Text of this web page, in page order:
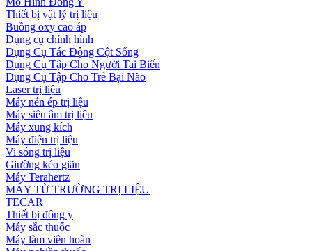
Thiết bị vật lý trị liệu
Buồng oxy cao áp
Dụng cụ chỉnh hình
Dụng Cụ Tác Động Cột Sống
Dụng Cụ Tập Cho Người Tai Biến
Dụng Cụ Tập Cho Trẻ Bại Não
Laser trị liệu
Máy nén ép trị liệu
Máy siêu âm trị liệu
Máy xung kích
Máy điện trị liệu
Vi sóng trị liệu
Giường kéo giãn
Máy Terahertz
MÁY TỪ TRƯỜNG TRỊ LIỆU
TECAR
Thiết bị đông y
Máy sắc thuốc
Máy làm viên hoàn